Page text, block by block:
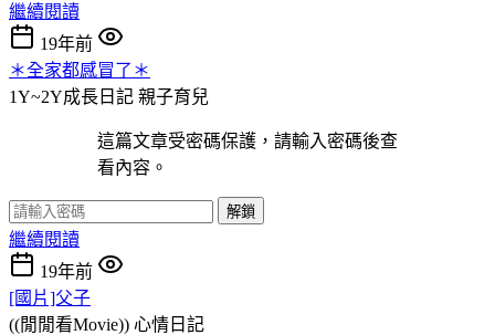
繼續閱讀
19年前
＊全家都感冒了＊
1Y~2Y成長日記 親子育兒
這篇文章受密碼保護，請輸入密碼後查
看內容。
解鎖
繼續閱讀
19年前
[國片]父子
((閒閒看Movie)) 心情日記